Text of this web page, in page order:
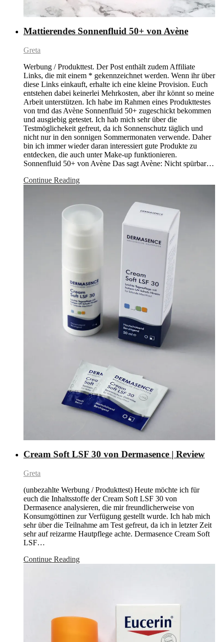
Mattierendes Sonnenfluid 50+ von Avène
Greta
Werbung / Produkttest. Der Post enthält zudem Affiliate
Links, die mit einem * gekennzeichnet werden. Wenn ihr über
diese Links einkauft, erhalte ich eine kleine Provision. Euch
entstehen dabei keinerlei Mehrkosten, aber ihr könnt so meine
Arbeit unterstützen. Ich habe im Rahmen eines Produkttestes
von trnd das Avène Sonnenfluid 50+ zugeschickt bekommen
und ausgiebig getestet. Ich hab mich sehr über die
Testmöglichekeit gefreut, da ich Sonnenschutz täglich und
nicht nur in den sonnigen Sommermonaten verwende. Daher
bin ich immer wieder daran interessiert gute Produkte zu
entdecken, die auch unter Make-up funktionieren.
Sonnenfluid 50+ von Avène Das sagt Avène: Nicht spürbar…
Continue Reading
Cream Soft LSF 30 von Dermasence | Review
Greta
(unbezahlte Werbung / Produkttest) Heute möchte ich für
euch die Inhaltsstoffe der Cream Soft LSF 30 von
Dermasence analysieren, die mir freundlicherweise von
Konsumgöttinen zur Verfügung gestellt wurde. Ich hab mich
sehr über die Teilnahme am Test gefreut, da ich in letzter Zeit
sehr auf reizarme Hautpflege achte. Dermasence Cream Soft
LSF…
Continue Reading